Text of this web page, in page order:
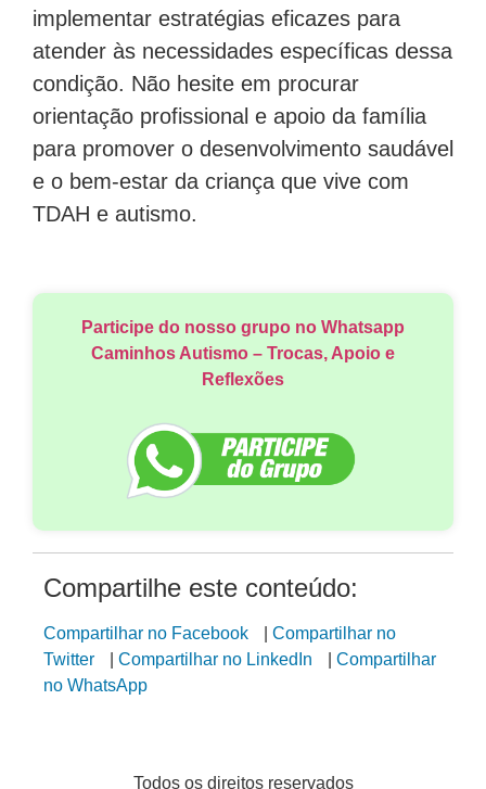
implementar estratégias eficazes para
atender às necessidades específicas dessa
condição. Não hesite em procurar
orientação profissional e apoio da família
para promover o desenvolvimento saudável
e o bem-estar da criança que vive com
TDAH e autismo.
Participe do nosso grupo no Whatsapp
Caminhos Autismo – Trocas, Apoio e
Reflexões
Compartilhe este conteúdo:
Compartilhar no Facebook
Compartilhar no
Twitter
Compartilhar no LinkedIn
Compartilhar
no WhatsApp
Todos os direitos reservados